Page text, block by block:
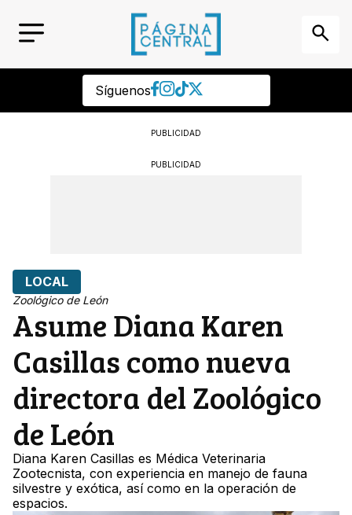
Síguenos
PUBLICIDAD
PUBLICIDAD
LOCAL
Zoológico de León
Asume Diana Karen
Casillas como nueva
directora del Zoológico
de León
Diana Karen Casillas es Médica Veterinaria
Zootecnista, con experiencia en manejo de fauna
silvestre y exótica, así como en la operación de
espacios.